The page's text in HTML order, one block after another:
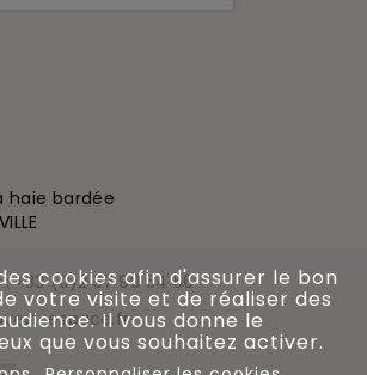
haie bardée
:+33 (0)2 37 99 54 56
espace.fr
cookies afin d'assurer le bon
votre visite et de réaliser des
Il vous donne le
que vous souhaitez activer.